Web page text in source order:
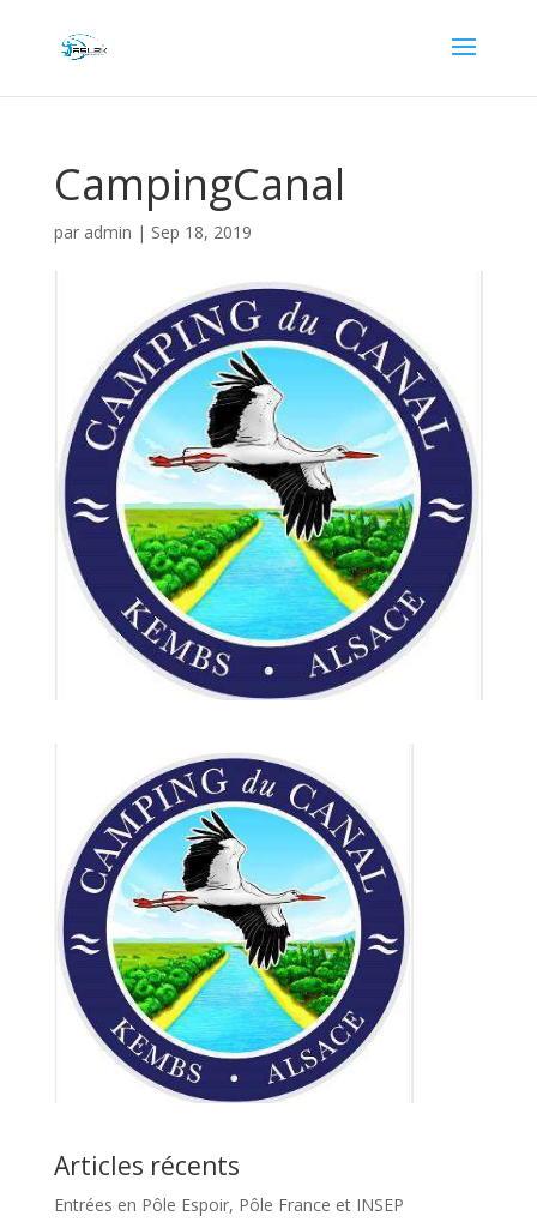
CampingCanal
par admin | Sep 18, 2019
Articles récents
Entrées en Pôle Espoir, Pôle France et INSEP